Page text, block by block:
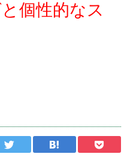
個性的なス